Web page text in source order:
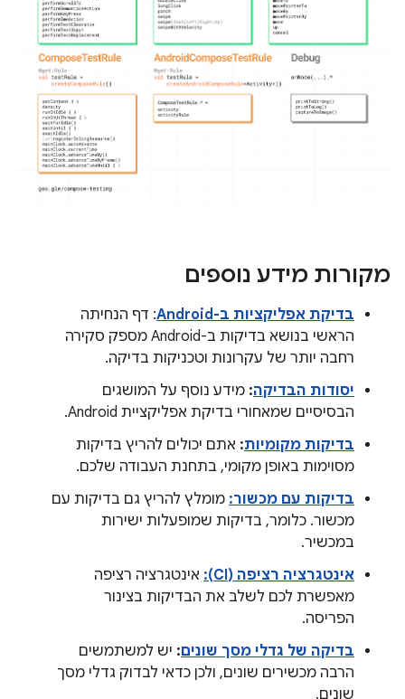
מקורות מידע נוספים
בדיקת אפליקציות ב-Android
: דף הנחיתה
הראשי בנושא בדיקות ב-Android מספק סקירה
רחבה יותר של עקרונות וטכניקות בדיקה.
יסודות הבדיקה: מידע נוסף על המושגים
הבסיסיים שמאחורי בדיקת אפליקציית Android.
בדיקות מקומיות: אתם יכולים להריץ בדיקות
מסוימות באופן מקומי, בתחנת העבודה שלכם.
בדיקות עם מכשור: מומלץ להריץ גם בדיקות עם
מכשור. כלומר, בדיקות שמופעלות ישירות
במכשיר.
אינטגרציה רציפה (CI):
אינטגרציה רציפה
מאפשרת לכם לשלב את הבדיקות בצינור
הפריסה.
בדיקה של גדלי מסך שונים: יש למשתמשים
הרבה מכשירים שונים, ולכן כדאי לבדוק גדלי מסך
שונים.